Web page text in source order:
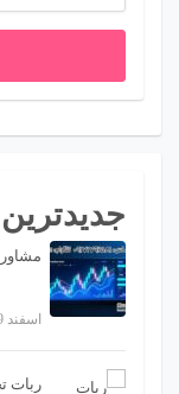
اسفند 9, 1404
ربات